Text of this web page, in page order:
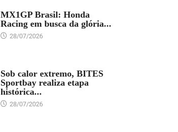
MX1GP Brasil: Honda
Racing em busca da glória...
28/07/2026
Sob calor extremo, BITES
Sportbay realiza etapa
histórica...
28/07/2026